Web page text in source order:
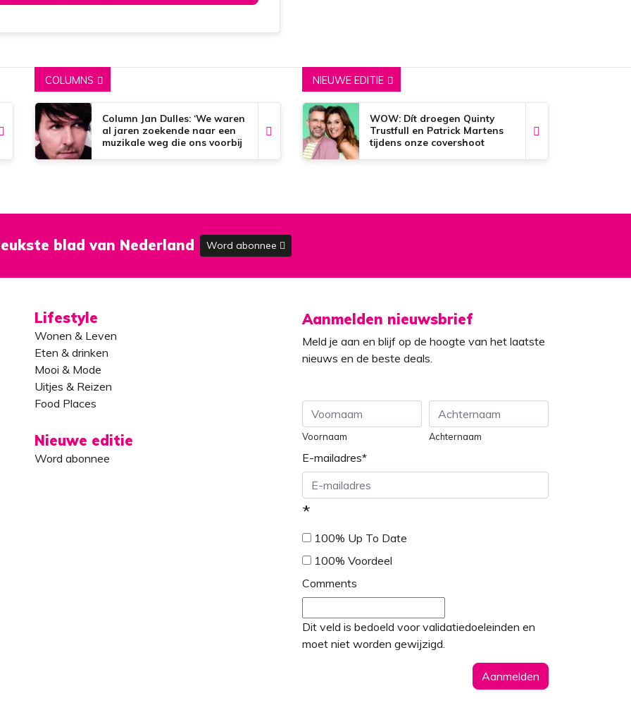
COLUMNS
Column Jan Dulles: ‘We waren
al jaren zoekende naar een
muzikale weg die ons voorbij
NIEUWE EDITIE
WOW: Dít droegen Quinty
Trustfull en Patrick Martens
tijdens onze covershoot
blad van Nederland Word abonnee
Lifestyle
Wonen & Leven
Eten & drinken
Mooi & Mode
Uitjes & Reizen
Food Places
Nieuwe editie
Word abonnee
Aanmelden nieuwsbrief
Meld je aan en blijf op de hoogte van het laatste
nieuws en de beste deals.
Voornaam Achternaam
E-mailadres*
*
100% Up To Date
100% Voordeel
Comments
Dit veld is bedoeld voor validatiedoeleinden en
moet niet worden gewijzigd.